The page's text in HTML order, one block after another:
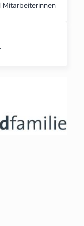
Mitarbeiterinnen